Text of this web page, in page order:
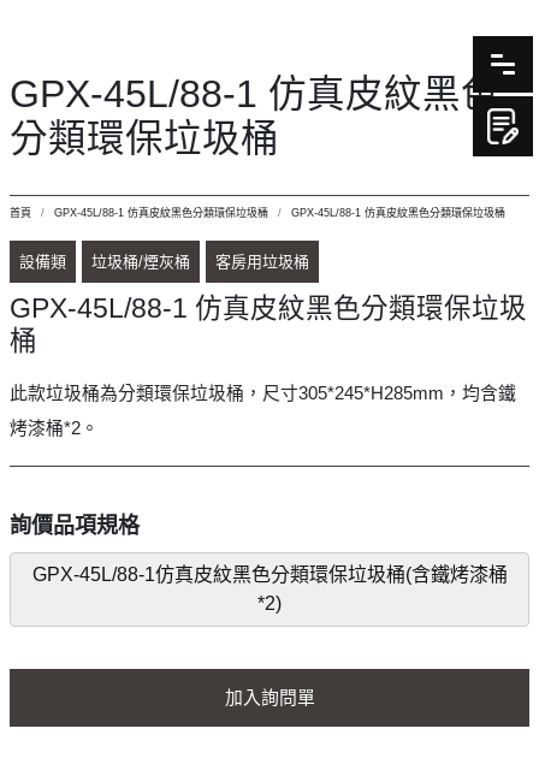
GPX-45L/88-1 仿真皮紋黑色
分類環保垃圾桶
首頁 GPX-45L/88-1 仿真皮紋黑色分類環保垃圾桶 GPX-45L/88-1 仿真皮紋黑色分類環保垃圾桶
設備類 垃圾桶/煙灰桶 客房用垃圾桶
GPX-45L/88-1 仿真皮紋黑色分類環保垃圾
桶
此款垃圾桶為分類環保垃圾桶，尺寸305*245*H285mm，均含鐵
烤漆桶*2。
詢價品項規格
GPX-45L/88-1仿真皮紋黑色分類環保垃圾桶(含鐵烤漆桶
*2)
加入詢問單